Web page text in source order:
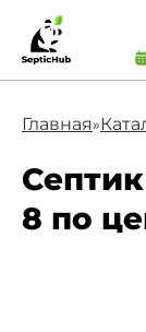
Главная»
8 по